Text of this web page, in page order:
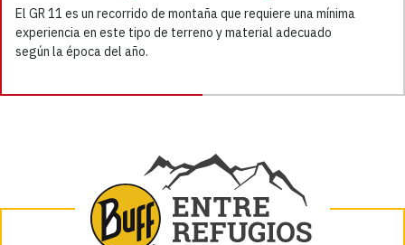
El GR 11 es un recorrido de montaña que requiere una mínima
experiencia en este tipo de terreno y material adecuado
según la época del año.